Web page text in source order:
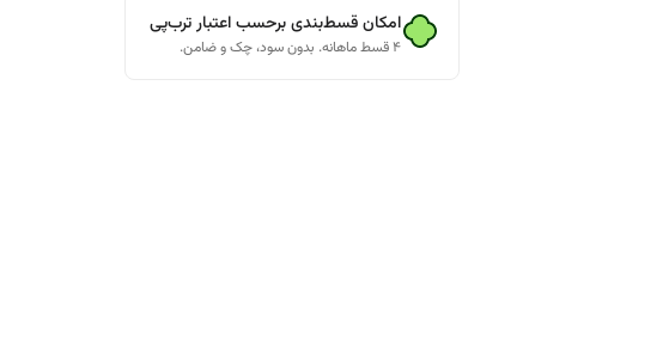
امکان قسط‌بندی برحسب اعتبار ترب‌پی
۴ قسط ماهانه. بدون سود، چک و ضامن.